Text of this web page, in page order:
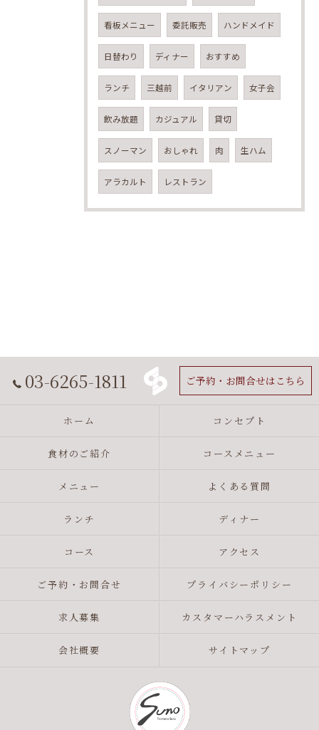
看板メニュー 委託販売 ハンドメイド
日替わり ディナー おすすめ
ランチ 三越前 イタリアン 女子会
飲み放題 カジュアル 貸切
スノーマン おしゃれ 肉 生ハム
アラカルト レストラン
03-6265-1811 ご予約・お問合せはこちら
ホーム コンセプト
食材のご紹介 コースメニュー
メニュー よくある質問
ランチ ディナー
コース アクセス
ご予約・お問合せ プライバシーポリシー
求人募集 カスタマーハラスメント
会社概要 サイトマップ